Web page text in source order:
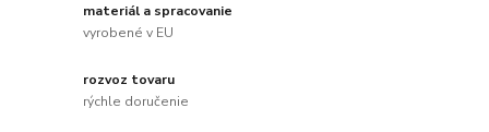
materiál a spracovanie
vyrobené v EU
rozvoz tovaru
rýchle doručenie